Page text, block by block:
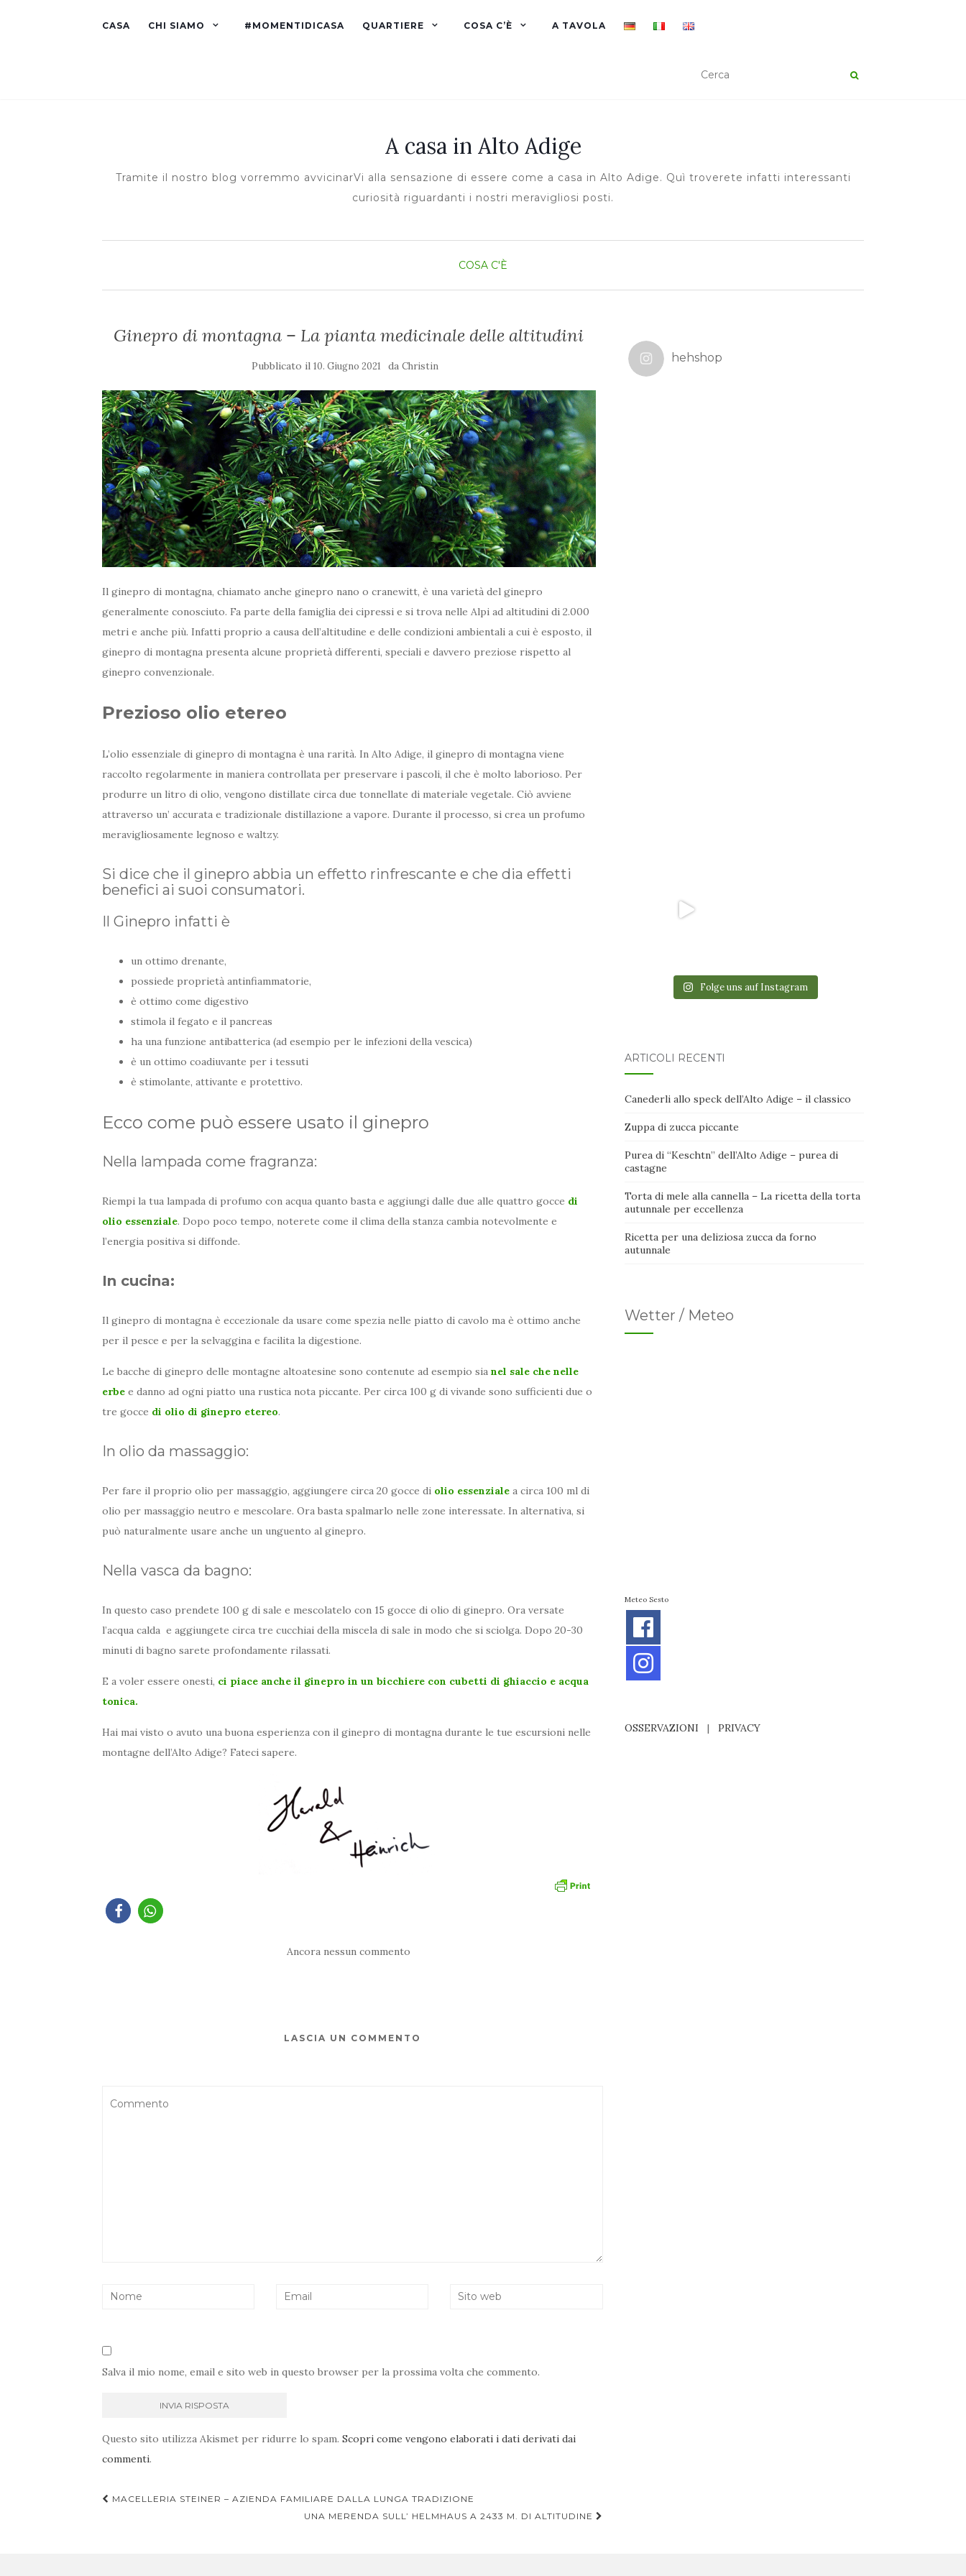
CASA CHI SIAMO #MOMENTIDICASA QUARTIERE COSA C’È A TAVOLA
A casa in Alto Adige
Tramite il nostro blog vorremmo avvicinarVi alla sensazione di essere come a casa in Alto Adige. Quì troverete infatti interessanti
curiosità riguardanti i nostri meravigliosi posti.
COSA C'È
Ginepro di montagna – La pianta medicinale delle altitudini
Pubblicato il10. Giugno 2021 daChristin
Il ginepro di montagna, chiamato anche ginepro nano o cranewitt, è una varietà del ginepro
generalmente conosciuto. Fa parte della famiglia dei cipressi e si trova nelle Alpi ad altitudini di 2.000
metri e anche più. Infatti proprio a causa dell’altitudine e delle condizioni ambientali a cui è esposto, il
ginepro di montagna presenta alcune proprietà differenti, speciali e davvero preziose rispetto al
ginepro convenzionale.
Prezioso olio etereo
L’olio essenziale di ginepro di montagna è una rarità. In Alto Adige, il ginepro di montagna viene
raccolto regolarmente in maniera controllata per preservare i pascoli, il che è molto laborioso. Per
produrre un litro di olio, vengono distillate circa due tonnellate di materiale vegetale. Ciò avviene
attraverso un’ accurata e tradizionale distillazione a vapore. Durante il processo, si crea un profumo
meravigliosamente legnoso e waltzy.
Si dice che il ginepro abbia un effetto rinfrescante e che dia effetti
benefici ai suoi consumatori.
Il Ginepro infatti è
un ottimo drenante,
possiede proprietà antinfiammatorie,
è ottimo come digestivo
stimola il fegato e il pancreas
ha una funzione antibatterica (ad esempio per le infezioni della vescica)
è un ottimo coadiuvante per i tessuti
è stimolante, attivante e protettivo.
Ecco come può essere usato il ginepro
Nella lampada come fragranza:
Riempi la tua lampada di profumo con acqua quanto basta e aggiungi dalle due alle quattro gocce di
olio essenziale. Dopo poco tempo, noterete come il clima della stanza cambia notevolmente e
l’energia positiva si diffonde.
In cucina:
Il ginepro di montagna è eccezionale da usare come spezia nelle piatto di cavolo ma è ottimo anche
per il pesce e per la selvaggina e facilita la digestione.
Le bacche di ginepro delle montagne altoatesine sono contenute ad esempio sia nel sale che nelle
erbe e danno ad ogni piatto una rustica nota piccante. Per circa 100 g di vivande sono sufficienti due o
tre gocce di olio di ginepro etereo.
In olio da massaggio:
Per fare il proprio olio per massaggio, aggiungere circa 20 gocce di olio essenziale a circa 100 ml di
olio per massaggio neutro e mescolare. Ora basta spalmarlo nelle zone interessate. In alternativa, si
può naturalmente usare anche un unguento al ginepro.
Nella vasca da bagno:
In questo caso prendete 100 g di sale e mescolatelo con 15 gocce di olio di ginepro. Ora versate
l’acqua calda e aggiungete circa tre cucchiai della miscela di sale in modo che si sciolga. Dopo 20-30
minuti di bagno sarete profondamente rilassati.
E a voler essere onesti, ci piace anche il ginepro in un bicchiere con cubetti di ghiaccio e acqua
tonica.
Hai mai visto o avuto una buona esperienza con il ginepro di montagna durante le tue escursioni nelle
montagne dell’Alto Adige? Fateci sapere.
Ancora nessun commento
LASCIA UN COMMENTO
Salva il mio nome, email e sito web in questo browser per la prossima volta che commento.
Questo sito utilizza Akismet per ridurre lo spam. Scopri come vengono elaborati i dati derivati dai
commenti.
Navigazione
MACELLERIA STEINER – AZIENDA FAMILIARE DALLA LUNGA TRADIZIONE
UNA MERENDA SULL’ HELMHAUS A 2433 M. DI ALTITUDINE
hehshop
Folge uns auf Instagram
ARTICOLI RECENTI
Canederli allo speck dell’Alto Adige – il classico
Zuppa di zucca piccante
Purea di “Keschtn” dell’Alto Adige – purea di
castagne
Torta di mele alla cannella – La ricetta della torta
autunnale per eccellenza
Ricetta per una deliziosa zucca da forno
autunnale
Wetter / Meteo
Meteo Sesto
OSSERVAZIONI | PRIVACY